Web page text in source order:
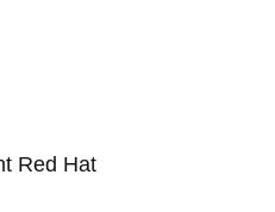
Red Hat